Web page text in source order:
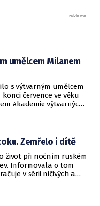
pod zemí.
umělcem Milanem
s výtvarným umělcem
července ve věku
Akademie výtvarných
Zemřelo i dítě
život při nočním ruském
Informovala o tom
v sérii ničivých a